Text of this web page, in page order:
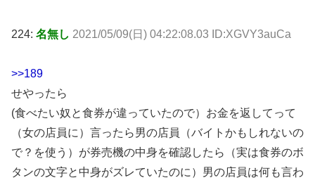
224: 名無し 2021/05/09(日) 04:22:08.03 ID:XGVY3auCa
>>189
せやったら
(食べたい奴と食券が違っていたので）お金を返してって
（女の店員に）言ったら男の店員（バイトかもしれないの
で？を使う）が券売機の中身を確認したら（実は食券のボ
タンの文字と中身がズレていたのに）男の店員は何も言わ